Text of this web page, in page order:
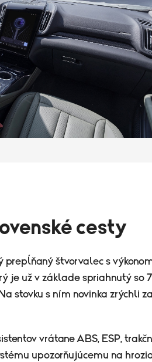
cesty
prepĺňaný štvorvalec s
je už v základe spriahnutý so
stovku s ním novinka zrýchli
vrátane ABS, ESP,
upozorňujúcemu na